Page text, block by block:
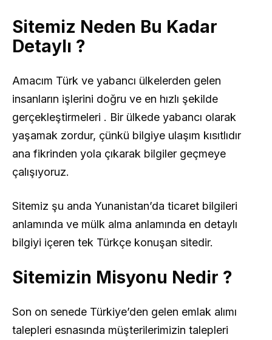
Sitemiz Neden Bu Kadar
Detaylı ?
Amacım Türk ve yabancı ülkelerden gelen
insanların işlerini doğru ve en hızlı şekilde
gerçekleştirmeleri . Bir ülkede yabancı olarak
yaşamak zordur, çünkü bilgiye ulaşım kısıtlıdır
ana fikrinden yola çıkarak bilgiler geçmeye
çalışıyoruz.
Sitemiz şu anda Yunanistan’da ticaret bilgileri
anlamında ve mülk alma anlamında en detaylı
bilgiyi içeren tek Türkçe konuşan sitedir.
Sitemizin Misyonu Nedir ?
Son on senede Türkiye’den gelen emlak alımı
talepleri esnasında müşterilerimizin talepleri